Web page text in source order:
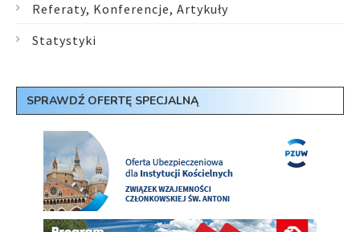
Referaty, Konferencje, Artykuły
Statystyki
SPRAWDŹ OFERTĘ SPECJALNĄ